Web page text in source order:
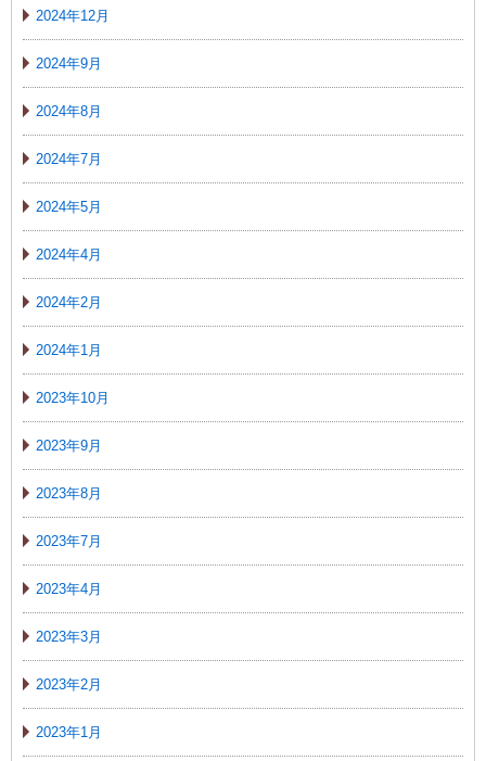
2024年12月
2024年9月
2024年8月
2024年7月
2024年5月
2024年4月
2024年2月
2024年1月
2023年10月
2023年9月
2023年8月
2023年7月
2023年4月
2023年3月
2023年2月
2023年1月